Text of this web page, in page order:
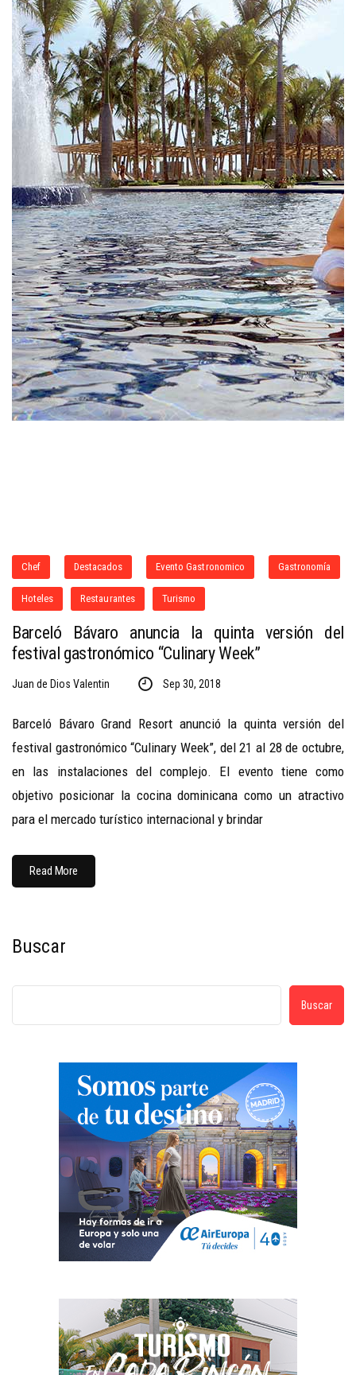
Chef Destacados Evento Gastronomico Gastronomía
Hoteles Restaurantes Turismo
Barceló Bávaro anuncia la quinta versión del
festival gastronómico “Culinary Week”
Juan de Dios Valentin Sep 30, 2018
Barceló Bávaro Grand Resort anunció la quinta versión del
festival gastronómico “Culinary Week”, del 21 al 28 de octubre,
en las instalaciones del complejo. El evento tiene como
objetivo posicionar la cocina dominicana como un atractivo
para el mercado turístico internacional y brindar
Read More
Buscar
Buscar